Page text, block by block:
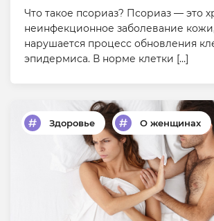
Что такое псориаз? Псориаз — это
неинфекционное заболевание
нарушается процесс обновления
эпидермиса. В норме клетки […]
Здоровье О женщинах